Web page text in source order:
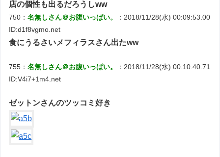
店の個性も出るだろうしww
750：名無しさん＠お腹いっぱい。
：2018/11/28(水) 00:09:53.00
ID:d1f8vgmo.net
食にうるさいメフィラスさん出たww
755：名無しさん＠お腹いっぱい。
：2018/11/28(水) 00:10:40.71
ID:V4i7+1m4.net
ゼットンさんのツッコミ好き